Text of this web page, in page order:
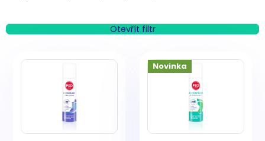
n Otevřít filtr
Novinka